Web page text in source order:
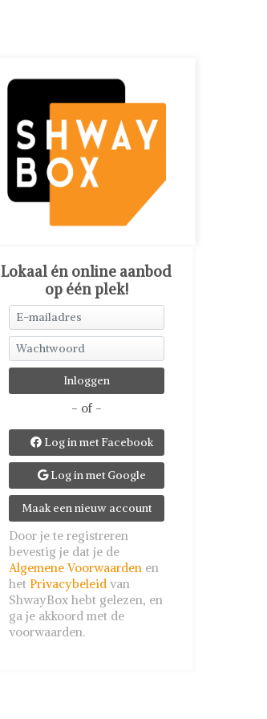
Lokaal én online aanbod
op één plek!
- of -
 Log in met Facebook
Log in met Google
Maak een nieuw account
Door je te registreren
bevestig je dat je de
Algemene Voorwaarden en
het Privacybeleid van
ShwayBox hebt gelezen, en
ga je akkoord met de
voorwaarden.